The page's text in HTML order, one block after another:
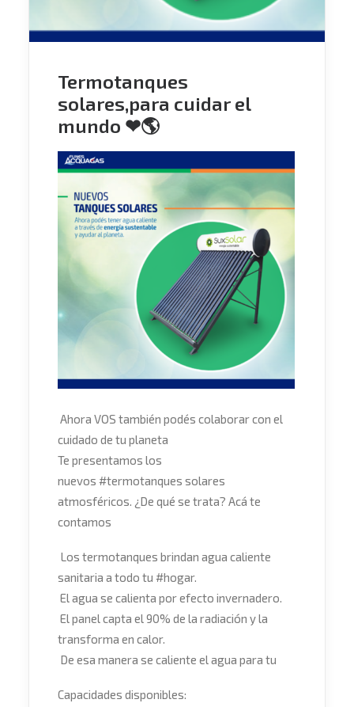
Termotanques
solares,para cuidar el
mundo ❤🌎
Ahora VOS también podés colaborar con el
cuidado de tu planeta
Te presentamos los
nuevos #termotanques solares
atmosféricos. ¿De qué se trata? Acá te
contamos
Los termotanques brindan agua caliente
sanitaria a todo tu #hogar.
El agua se calienta por efecto invernadero.
El panel capta el 90% de la radiación y la
transforma en calor.
De esa manera se caliente el agua para tu
Capacidades disponibles: